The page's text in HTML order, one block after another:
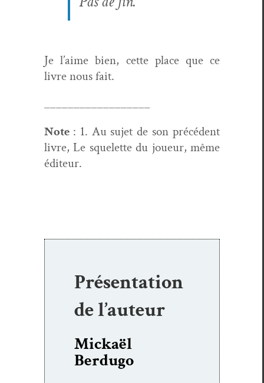
Je l’aime bien, cette place que ce
livre nous fait.
__________________
Note : 1. Au sujet de son précé­dent
livre, Le squelette du joueur, même
éditeur.
Présentation
de l’auteur
Mickaël
Berdugo